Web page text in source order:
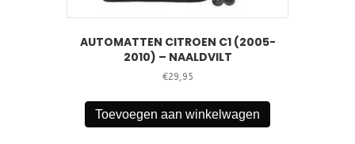
AUTOMATTEN CITROEN C1 (2005-
2010) – NAALDVILT
€29,95
Toevoegen aan winkelwagen